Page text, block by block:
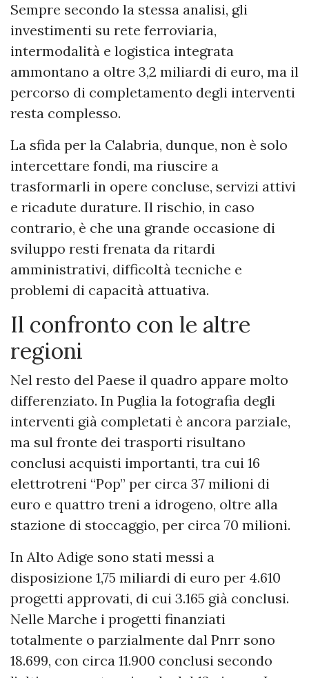
Sempre secondo la stessa analisi, gli
investimenti su rete ferroviaria,
intermodalità e logistica integrata
ammontano a oltre 3,2 miliardi di euro, ma il
percorso di completamento degli interventi
resta complesso.
La sfida per la Calabria, dunque, non è solo
intercettare fondi, ma riuscire a
trasformarli in opere concluse, servizi attivi
e ricadute durature. Il rischio, in caso
contrario, è che una grande occasione di
sviluppo resti frenata da ritardi
amministrativi, difficoltà tecniche e
problemi di capacità attuativa.
Il confronto con le altre
regioni
Nel resto del Paese il quadro appare molto
differenziato. In Puglia la fotografia degli
interventi già completati è ancora parziale,
ma sul fronte dei trasporti risultano
conclusi acquisti importanti, tra cui 16
elettrotreni “Pop” per circa 37 milioni di
euro e quattro treni a idrogeno, oltre alla
stazione di stoccaggio, per circa 70 milioni.
In Alto Adige sono stati messi a
disposizione 1,75 miliardi di euro per 4.610
progetti approvati, di cui 3.165 già conclusi.
Nelle Marche i progetti finanziati
totalmente o parzialmente dal Pnrr sono
18.699, con circa 11.900 conclusi secondo